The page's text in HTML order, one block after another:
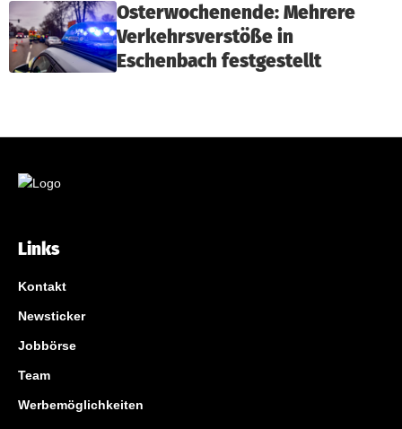
Osterwochenende: Mehrere
Verkehrsverstöße in
Eschenbach festgestellt
Links
Kontakt
Newsticker
Jobbörse
Team
Werbemöglichkeiten